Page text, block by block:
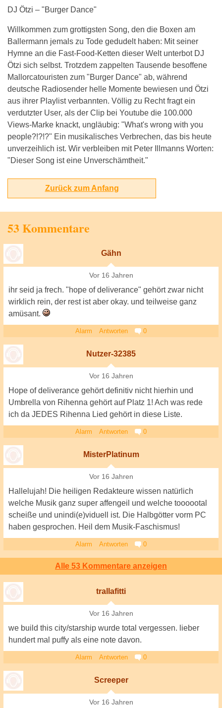
DJ Ötzi – "Burger Dance"
Willkommen zum grottigsten Song, den die Boxen am
Ballermann jemals zu Tode gedudelt haben: Mit seiner
Hymne an die Fast-Food-Ketten dieser Welt unterbot DJ
Ötzi sich selbst. Trotzdem zappelten Tausende besoffene
Mallorcatouristen zum "Burger Dance" ab, während
deutsche Radiosender helle Momente bewiesen und Ötzi
aus ihrer Playlist verbannten. Völlig zu Recht fragt ein
verdutzter User, als der Clip bei Youtube die 100.000
Views-Marke knackt, ungläubig: "What's wrong with you
people?!?!?" Ein musikalisches Verbrechen, das bis heute
unverzeihlich ist. Wir verbleiben mit Peter Illmanns Worten:
"Dieser Song ist eine Unverschämtheit."
Zurück zum Anfang
53 Kommentare
Gähn
Vor 16 Jahren
ihr seid ja frech. "hope of deliverance" gehört zwar nicht
wirklich rein, der rest ist aber okay. und teilweise ganz
amüsant.
Alarm Antworten 0
Nutzer-32385
Vor 16 Jahren
Hope of deliverance gehört definitiv nicht hierhin und
Umbrella von Rihenna gehört auf Platz 1! Ach was rede
ich da JEDES Rihenna Lied gehört in diese Liste.
Alarm Antworten 0
MisterPlatinum
Vor 16 Jahren
Hallelujah! Die heiligen Redakteure wissen natürlich
welche Musik ganz super affengeil und welche toooootal
scheiße und unindi(e)viduell ist. Die Halbgötter vorm PC
haben gesprochen. Heil dem Musik-Faschismus!
Alarm Antworten 0
Alle 53 Kommentare anzeigen
trallafitti
Vor 16 Jahren
we build this city/starship wurde total vergessen. lieber
hundert mal puffy als eine note davon.
Alarm Antworten 0
Screeper
Vor 16 Jahren